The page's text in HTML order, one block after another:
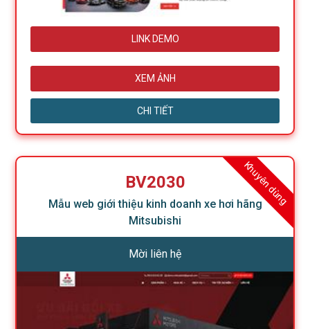
LINK DEMO
XEM ẢNH
CHI TIẾT
Khuyên dùng
BV2030
Mẫu web giới thiệu kinh doanh xe hơi hãng
Mitsubishi
Mời liên hệ